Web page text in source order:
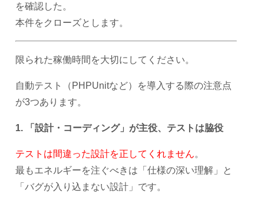
を確認した。
本件をクローズとします。
限られた稼働時間を大切にしてください。
自動テスト（PHPUnitなど）を導入する際の注意点
が3つあります。
1. 「設計・コーディング」が主役、テストは脇役
テストは間違った設計を正してくれません。
最もエネルギーを注ぐべきは「仕様の深い理解」と
「バグが入り込まない設計」です。